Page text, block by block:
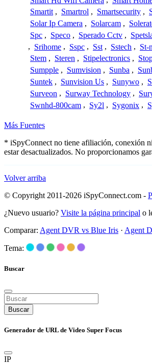
Smartit , Smartrol , Smartsecurity ,
Solar Ip Camera , Solarcam ,
Spc , Speco , Sperado Cctv ,
, Srihome , Sspc , Sst , Sstech , St-
Stem , Steren , Stipelectronics ,
Sumpple , Sumvision , Sunba ,
Suntek , Sunvision Us , Sunywo ,
Surveon , Surway Technology ,
Swnhd-800cam , Sy2l , Sygonix ,
Más Fuentes
* iSpyConnect no tiene afiliación, conexión
estar desactualizados. No proporcionamos
Volver arriba
© Copyright 2011-2026 iSpyConnect.com -
¿Nuevo usuario? Visite la página principal o
Comparar: Agent DVR vs Blue Iris · Agent
Tema:
Buscar
Buscar
Generador de URL de Video Super Focus
IP